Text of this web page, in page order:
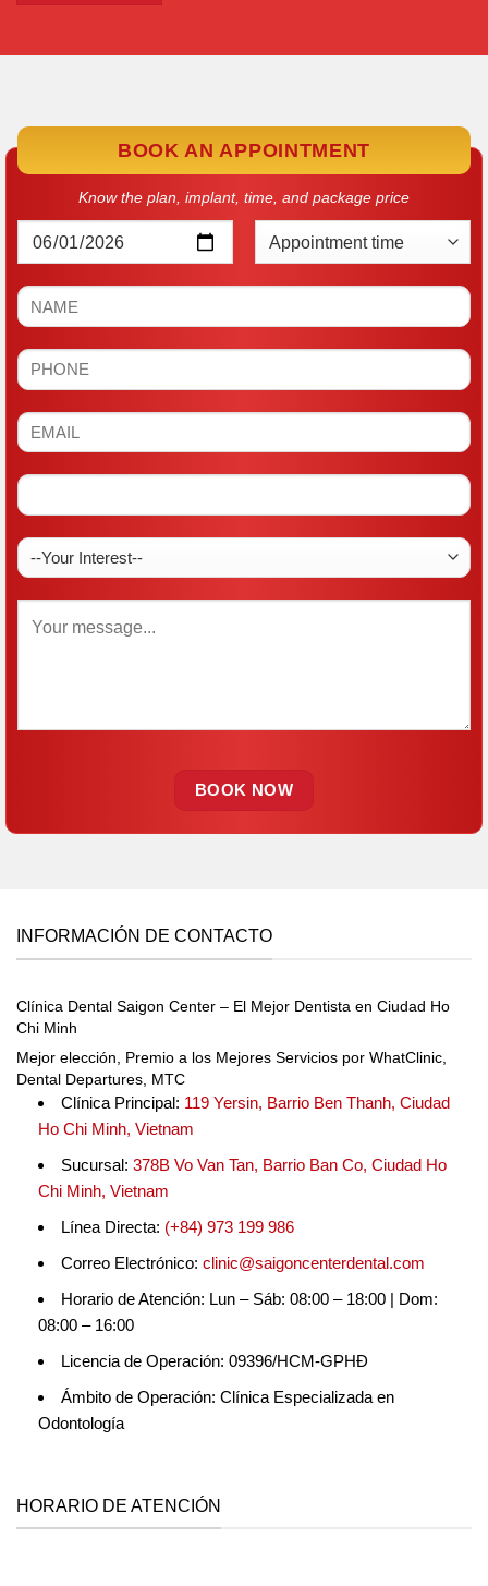
BOOK AN APPOINTMENT
Know the plan, implant, time, and package price
INFORMACIÓN DE CONTACTO
Clínica Dental Saigon Center – El Mejor Dentista en Ciudad Ho
Chi Minh
Mejor elección, Premio a los Mejores Servicios por WhatClinic,
Dental Departures, MTC
Clínica Principal: 119 Yersin, Barrio Ben Thanh, Ciudad
Ho Chi Minh, Vietnam
Sucursal: 378B Vo Van Tan, Barrio Ban Co, Ciudad Ho
Chi Minh, Vietnam
Línea Directa: (+84) 973 199 986
Correo Electrónico: clinic@saigoncenterdental.com
Horario de Atención: Lun – Sáb: 08:00 – 18:00 | Dom:
08:00 – 16:00
Licencia de Operación: 09396/HCM-GPHĐ
Ámbito de Operación: Clínica Especializada en
Odontología
HORARIO DE ATENCIÓN